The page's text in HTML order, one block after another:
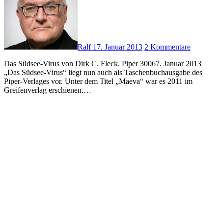
Ralf 17. Januar 2013 2 Kommentare
Das Südsee-Virus von Dirk C. Fleck. Piper 30067. Januar 2013
„Das Südsee-Virus“ liegt nun auch als Taschenbuchausgabe des
Piper-Verlages vor. Unter dem Titel „Maeva“ war es 2011 im
Greifenverlag erschienen.…